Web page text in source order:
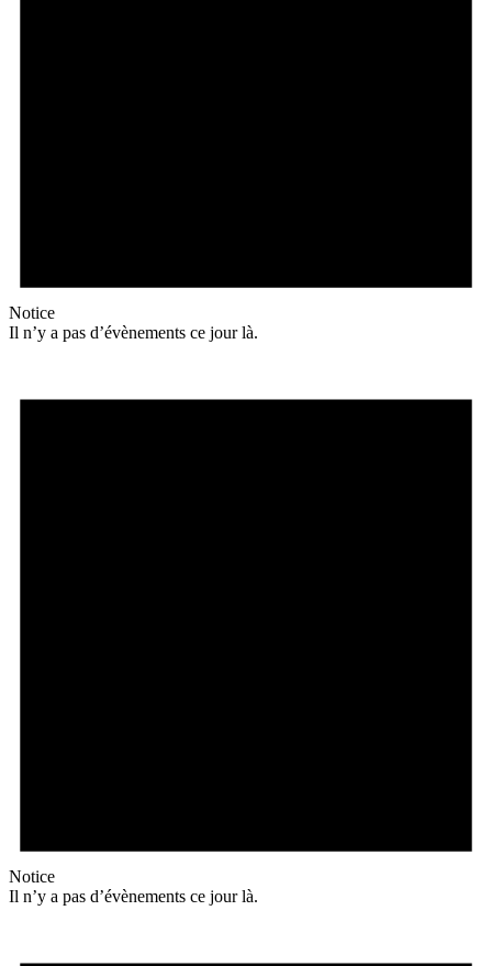
Notice
Il n’y a pas d’évènements ce jour là.
Notice
Il n’y a pas d’évènements ce jour là.